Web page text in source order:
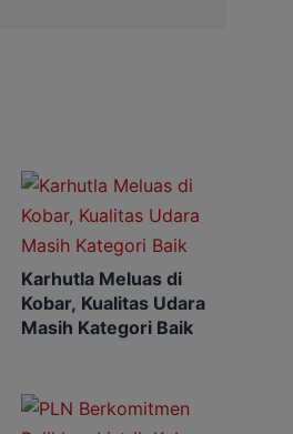
Karhutla Meluas di
Kobar, Kualitas Udara
Masih Kategori Baik